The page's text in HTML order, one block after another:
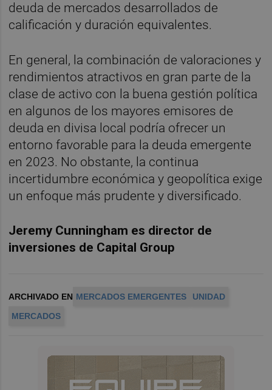
deuda de mercados desarrollados de
calificación y duración equivalentes.
En general, la combinación de valoraciones y
rendimientos atractivos en gran parte de la
clase de activo con la buena gestión política
en algunos de los mayores emisores de
deuda en divisa local podría ofrecer un
entorno favorable para la deuda emergente
en 2023. No obstante, la continua
incertidumbre económica y geopolítica exige
un enfoque más prudente y diversificado.
Jeremy Cunningham es director de
inversiones de Capital Group
ARCHIVADO EN MERCADOS EMERGENTES
UNIDAD
MERCADOS